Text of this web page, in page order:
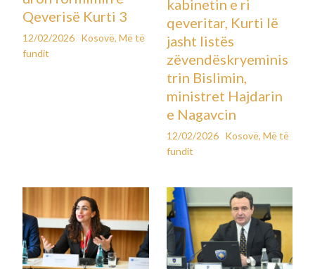
Qeverisë Kurti 3
12/02/2026 Kosovë,Më të
fundit
kabinetin e ri
qeveritar, Kurti lë
jasht listës
zëvendëskryeminis
trin Bislimin,
ministret Hajdarin
e Nagavcin
12/02/2026 Kosovë, Më të
fundit